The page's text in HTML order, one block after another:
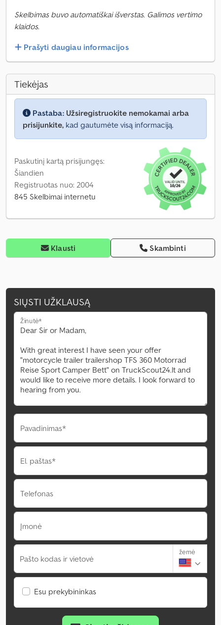
Skelbimas buvo automatiškai išverstas. Galimos vertimo
klaidos.
Prašyti daugiau informacijos
Tiekėjas
Pastaba: Užsiregistruokite nemokamai arba
prisijunkite, kad gautumėte visą informaciją.
Paskutinį kartą prisijungęs:
Šiandien
Registruotas nuo: 2004
845 Skelbimai internetu
Klausti Skambinti
SIŲSTI UŽKLAUSĄ
Žinutė*
Pavadinimas*
El. paštas*
Telefonas
Įmonė
Pašto kodas ir vietovė
žemė
Esu prekybininkas